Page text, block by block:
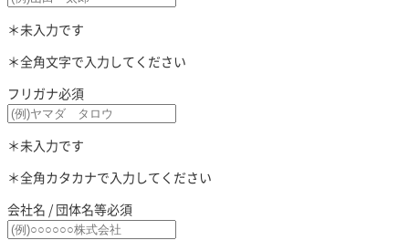
＊未入力です
＊全角文字で入力してください
フリガナ必須
＊未入力です
＊全角カタカナで入力してください
会社名 / 団体名等必須